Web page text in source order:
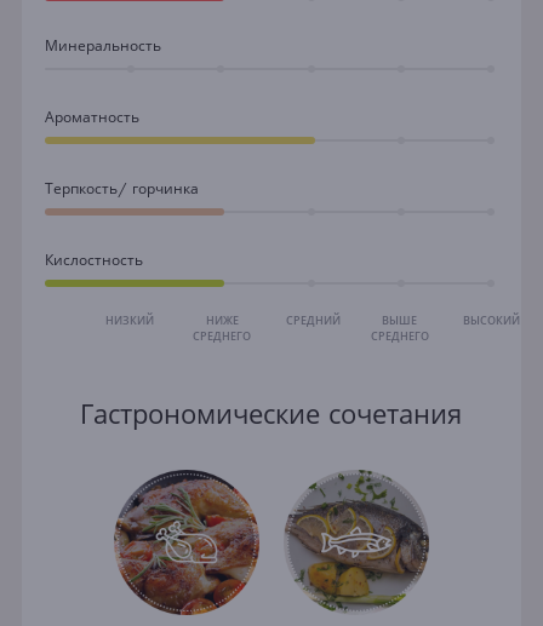
Минеральность
Ароматность
Терпкость/ горчинка
Кислостность
НИЗКИЙ
НИЖЕ
СРЕДНЕГО
СРЕДНИЙ
ВЫШЕ
СРЕДНЕГО
ВЫСОКИЙ
Гастрономические сочетания